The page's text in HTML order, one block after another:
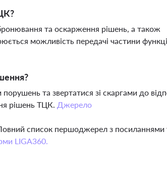
та оскарження рішень, а також
можливість передачі частини
та звертатися зі скаргами до
рішень ТЦК. Джерело
список першоджерел з посиланнями
LIGA360.